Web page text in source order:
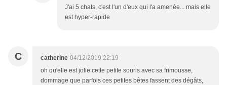
J'ai 5 chats, c'est l'un d'eux qui l'a amenée... mais elle
est hyper-rapide
C catherine 04/12/2019 22:19
oh qu'elle est jolie cette petite souris avec sa frimousse,
dommage que parfois ces petites bêtes fassent des dégâts,